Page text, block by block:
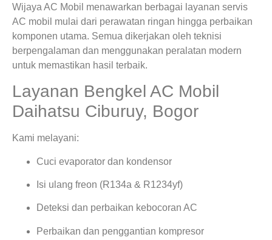
Wijaya AC Mobil menawarkan berbagai layanan servis
AC mobil mulai dari perawatan ringan hingga perbaikan
komponen utama. Semua dikerjakan oleh teknisi
berpengalaman dan menggunakan peralatan modern
untuk memastikan hasil terbaik.
Layanan Bengkel AC Mobil
Daihatsu Ciburuy, Bogor
Kami melayani:
Cuci evaporator dan kondensor
Isi ulang freon (R134a & R1234yf)
Deteksi dan perbaikan kebocoran AC
Perbaikan dan penggantian kompresor